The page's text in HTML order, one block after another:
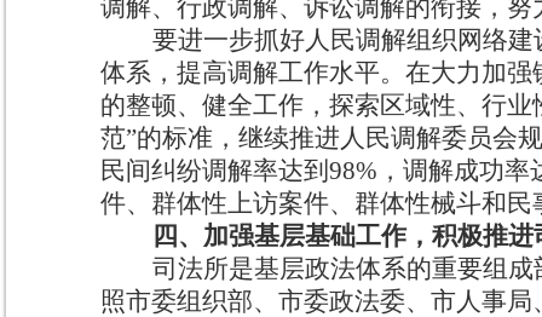
调解、行政调解、诉讼调解的衔接，
要进一步抓好人民调解组织网络
体系，提高调解工作水平。在大力加
的整顿、健全工作，探索区域性、行
范”的标准，继续推进人民调解委员会
民间纠纷调解率达到 98% ，调解成功率
件、群体性上访案件、群体性械斗和
四、加强基层基础工作，积极推
司法所是基层政法体系的重要组
照市委组织部、市委政法委、市人事